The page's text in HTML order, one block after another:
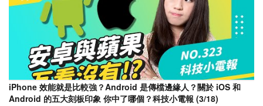
iPhone 效能就是比較強？Android 是傳檔邊緣人？關於 iOS 和
Android 的五大刻板印象 你中了哪個？科技小電報 (3/18)